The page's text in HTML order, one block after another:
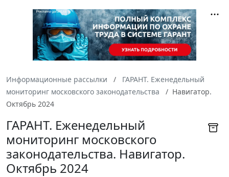
Информационные рассылки
ГАРАНТ. Еженедельный
мониторинг московского законодательства
Навигатор.
Октябрь 2024
ГАРАНТ. Еженедельный
мониторинг московского
законодательства. Навигатор.
Октябрь 2024